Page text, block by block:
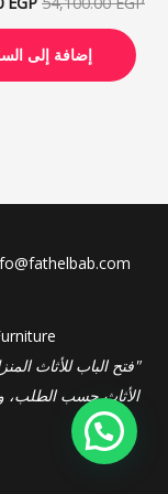
إضافة إلى
"فتح الباب للأثاث
الأثاث حسب الطلب،